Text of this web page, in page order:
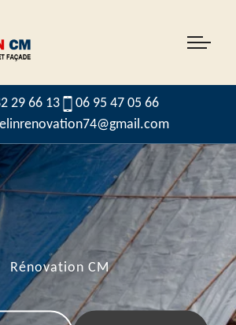
29 66 13
06 95 47 05 66
Rénovation CM